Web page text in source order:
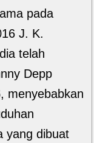
pada
J. K.
telah
Depp
menyebabkan
yang dibuat